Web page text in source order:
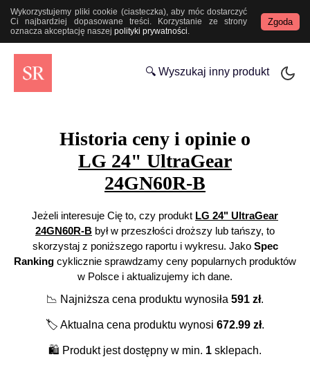
Wykorzystujemy pliki cookie (ciasteczka), aby móc dostarczyć
Ci najbardziej dopasowane treści. Korzystanie ze strony
oznacza akceptację naszej polityki prywatności.
Zgoda
🔍 Wyszukaj inny produkt
Historia ceny i opinie o
LG 24" UltraGear
24GN60R-B
Jeżeli interesuje Cię to, czy produkt LG 24" UltraGear
24GN60R-B był w przeszłości droższy lub tańszy, to
skorzystaj z poniższego raportu i wykresu. Jako Spec
Ranking cyklicznie sprawdzamy ceny popularnych produktów
w Polsce i aktualizujemy ich dane.
📉 Najniższa cena produktu wynosiła 591 zł.
🏷️ Aktualna cena produktu wynosi 672.99 zł.
🛍️ Produkt jest dostępny w min. 1 sklepach.